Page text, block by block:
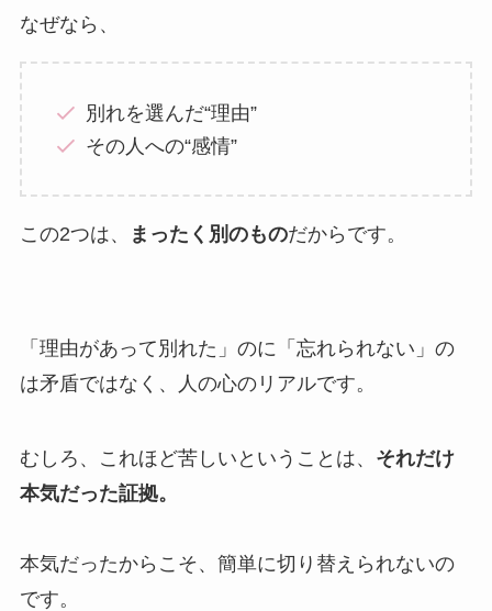
なぜなら、
別れを選んだ“理由”
その人への“感情”
この2つは、 まったく別のものだからです。
「理由があって別れた」のに「忘れられない」の
は矛盾ではなく、人の心のリアルです。
むしろ、これほど苦しいということは、 それだけ
本気だった証拠。
本気だったからこそ、簡単に切り替えられないの
です。